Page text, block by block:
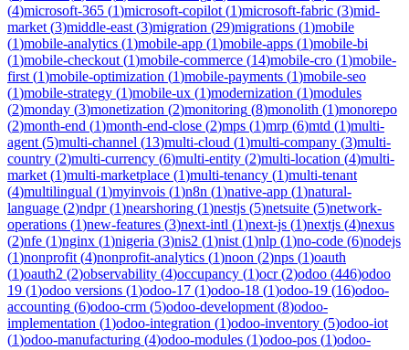
(4)microsoft-365 (1)microsoft-copilot (1)microsoft-fabric (3)mid-
market (3)middle-east (3)migration (29)migrations (1)mobile
(1)mobile-analytics (1)mobile-app (1)mobile-apps (1)mobile-bi
(1)mobile-checkout (1)mobile-commerce (14)mobile-cro (1)mobile-
first (1)mobile-optimization (1)mobile-payments (1)mobile-seo
(1)mobile-strategy (1)mobile-ux (1)modernization (1)modules
(2)monday (3)monetization (2)monitoring (8)monolith (1)monorepo
(2)month-end (1)month-end-close (2)mps (1)mrp (6)mtd (1)multi-
agent (5)multi-channel (13)multi-cloud (1)multi-company (3)multi-
country (2)multi-currency (6)multi-entity (2)multi-location (4)multi-
market (1)multi-marketplace (1)multi-tenancy (1)multi-tenant
(4)multilingual (1)myinvois (1)n8n (1)native-app (1)natural-
language (2)ndpr(1)nearshoring (1)nestjs (5)netsuite (5)network-
operations (1)new-features (3)next-intl (1)next-js (1)nextjs (4)nexus
(2)nfe (1)nginx (1)nigeria (3)nis2 (1)nist (1)nlp (1)no-code (6)nodejs
(1)nonprofit (4)nonprofit-analytics (1)noon (2)nps (1)oauth
(1)oauth2 (2)observability (4)occupancy (1)ocr(2)odoo (446)odoo
19 (1)odoo versions (1)odoo-17 (1)odoo-18 (1)odoo-19 (16)odoo-
accounting (6)odoo-crm (5)odoo-development (8)odoo-
implementation (1)odoo-integration (1)odoo-inventory (5)odoo-iot
(1)odoo-manufacturing (4)odoo-modules (1)odoo-pos (1)odoo-